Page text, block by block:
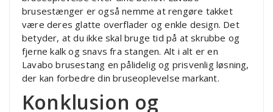
brusestænger er også nemme at rengøre takket
være deres glatte overflader og enkle design. Det
betyder, at du ikke skal bruge tid på at skrubbe og
fjerne kalk og snavs fra stangen. Alt i alt er en
Lavabo brusestang en pålidelig og prisvenlig løsning,
der kan forbedre din bruseoplevelse markant.
Konklusion og